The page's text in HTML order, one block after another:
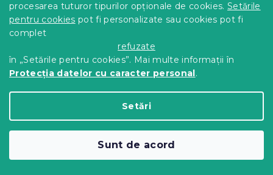
procesarea tuturor tipurilor opționale de cookies. Setările
pentru cookies pot fi personalizate sau cookies pot fi
complet
refuzate
în „Setările pentru cookies”. Mai multe informații în
Protecția datelor cu caracter personal.
Setări
Sunt de acord
Pat dublu stejar sonoma, SOFIA 140 x
In stoc(>10 buc)
de la479 Lei